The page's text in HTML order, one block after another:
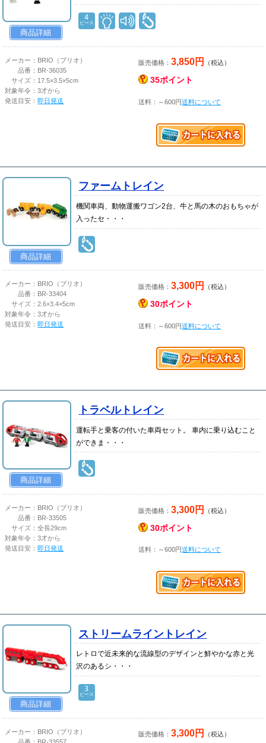
商品詳細
4
ピース
メーカー： BRIO（ブリオ）
品番： BR-36035
サイズ： 17.5×3.5×5cm
対象年令：3才から
発送目安：即日発送
販売価格：3,850円 （税込）
35ポイント
送料：～600円送料について
商品詳細
ファームトレイン
機関車両、動物運搬ワゴン2台、牛と馬の木のおもちゃが
入ったセ・・・
メーカー： BRIO（ブリオ）
品番： BR-33404
サイズ：2.6×3.4×5cm
対象年令：3才から
発送目安： 即日発送
販売価格：3,300円 （税込）
30ポイント
送料：～600円送料について
商品詳細
トラベルトレイン
運転手と乗客の付いた車両セット。 車内に乗り込むこと
ができま・・・
メーカー： BRIO（ブリオ）
品番： BR-33505
サイズ：全長29cm
対象年令：3才から
発送目安：即日発送
販売価格：3,300円 （税込）
30ポイント
送料：～600円送料について
商品詳細
ストリームライントレイン
レトロで近未来的な流線型のデザインと鮮やかな赤と光
沢のあるシ・・・
3
ピース
メーカー： BRIO（ブリオ）
販売価格：3,300円 （税込）